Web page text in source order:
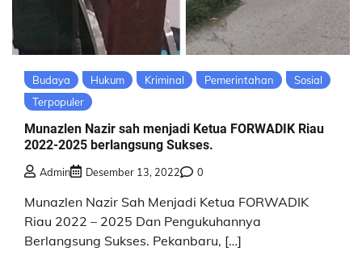
Budaya Hukum Kriminal Pemerintahan
Sosial
Terpopuler
Munazlen Nazir sah menjadi Ketua FORWADIK Riau
2022-2025 berlangsung Sukses.
Admin Desember 13, 2022 0
Munazlen Nazir Sah Menjadi Ketua FORWADIK
Riau 2022 – 2025 Dan Pengukuhannya
Berlangsung Sukses. Pekanbaru, […]